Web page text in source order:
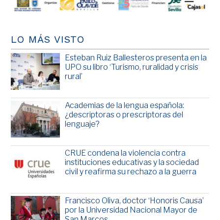
LO MÁS VISTO
Esteban Ruiz Ballesteros presenta en la
UPO su libro ‘Turismo, ruralidad y crisis
rural’
Academias de la lengua española:
¿descriptoras o prescriptoras del
lenguaje?
CRUE condena la violencia contra
instituciones educativas y la sociedad
civil y reafirma su rechazo a la guerra
Francisco Oliva, doctor ‘Honoris Causa’
por la Universidad Nacional Mayor de